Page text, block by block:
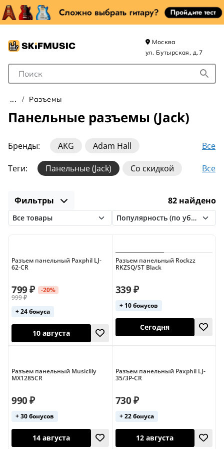
Поле для Поиска
Москва
ул. Бутырская, д.7
Разъемы
Панельные разъемы (Jack)
Бренды: Все
AKG
Adam Hall
Amphenol
Aurasonics
Bespeco
Invotone
Neutrik (кабельные)
Neutrik (панельные)
Proel
Rean
Теги: Все
Панельные (Jack)
Со скидкой
Amphenol (XLR)
Canare (BNC)
HDMI
Invotone (XLR) Jack 3.5
Jack 6.3
Neutrik (Jack 6.3)
Neutrik (Jack)
Neutrik (XLR)
Neutrik XLR (кабельные)
Neutrik XLR (панельные)
PowerCon
PowerCon (кабельные)
Seetronic (XLR)
Soundking (XLR)
Кабельные
Кабельные (BNC)
Кабельные (RJ45)
Кабельные (Speakon)
Панельные
Панельные (BNC)
Фильтры 82 найдено
Разъем панельный Paxphil LJ-
62-CR
799 ₽
-20%
999 ₽
+ 24 бонуса
10 августа
Разъем панельный Rockzz
RKZSQ/ST Black
339 ₽
+ 10 бонусов
Разъем панельный Musiclily
MX1285CR
990 ₽
+ 30 бонусов
Разъем панельный Paxphil LJ-
35/3P-CR
730 ₽
+ 22 бонуса